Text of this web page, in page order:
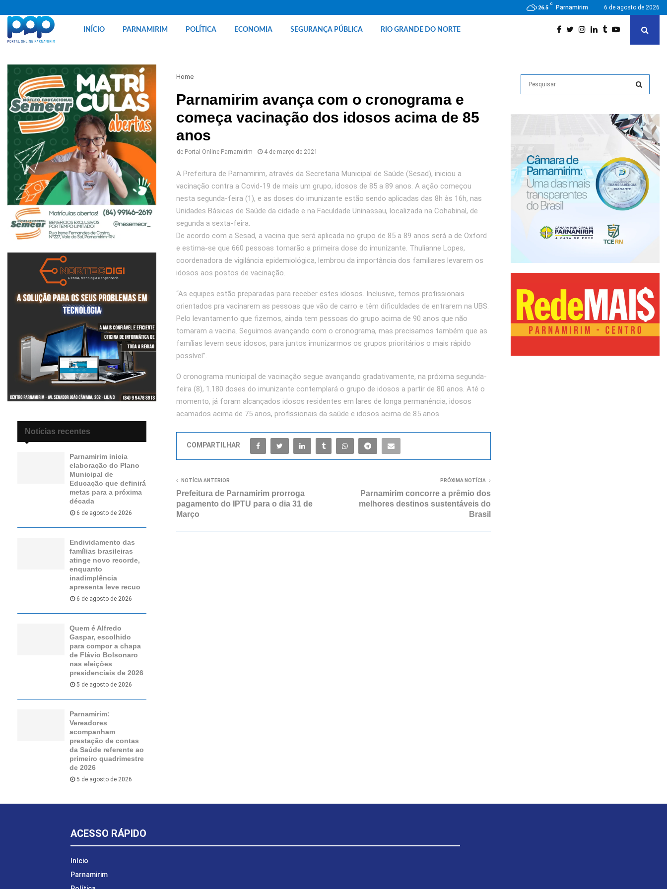
26.5
C
Parnamirim 6 de agosto de 2026
INÍCIO PARNAMIRIM POLÍTICA ECONOMIA SEGURANÇA PÚBLICA RIO GRANDE DO NORTE
Home
Parnamirim avança com o cronograma e
começa vacinação dos idosos acima de 85
anos
de Portal Online Parnamirim 4 de março de 2021
A Prefeitura de Parnamirim, através da Secretaria Municipal de Saúde (Sesad), iniciou a
vacinação contra a Covid-19 de mais um grupo, idosos de 85 a 89 anos. A ação começou
nesta segunda-feira (1), e as doses do imunizante estão sendo aplicadas das 8h às 16h, nas
Unidades Básicas de Saúde da cidade e na Faculdade Uninassau, localizada na Cohabinal, de
segunda a sexta-feira.
De acordo com a Sesad, a vacina que será aplicada no grupo de 85 a 89 anos será a de Oxford
e estima-se que 660 pessoas tomarão a primeira dose do imunizante. Thulianne Lopes,
coordenadora de vigilância epidemiológica, lembrou da importância dos familiares levarem os
idosos aos postos de vacinação.
“As equipes estão preparadas para receber estes idosos. Inclusive, temos profissionais
orientados pra vacinarem as pessoas que vão de carro e têm dificuldades de entrarem na UBS.
Pelo levantamento que fizemos, ainda tem pessoas do grupo acima de 90 anos que não
tomaram a vacina. Seguimos avançando com o cronograma, mas precisamos também que as
famílias levem seus idosos, para juntos imunizarmos os grupos prioritários o mais rápido
possível”.
O cronograma municipal de vacinação segue avançando gradativamente, na próxima segunda-
feira (8), 1.180 doses do imunizante contemplará o grupo de idosos a partir de 80 anos. Até o
momento, já foram alcançados idosos residentes em lares de longa permanência, idosos
acamados acima de 75 anos, profissionais da saúde e idosos acima de 85 anos.
COMPARTILHAR
NOTÍCIA ANTERIOR
Prefeitura de Parnamirim prorroga
pagamento do IPTU para o dia 31 de
Março
PRÓXIMA NOTÍCIA
Parnamirim concorre a prêmio dos
melhores destinos sustentáveis do
Brasil
Notícias recentes
Parnamirim inicia
elaboração do Plano
Municipal de
Educação que definirá
metas para a próxima
década
6 de agosto de 2026
Endividamento das
famílias brasileiras
atinge novo recorde,
enquanto
inadimplência
apresenta leve recuo
6 de agosto de 2026
Quem é Alfredo
Gaspar, escolhido
para compor a chapa
de Flávio Bolsonaro
nas eleições
presidenciais de 2026
5 de agosto de 2026
Parnamirim:
Vereadores
acompanham
prestação de contas
da Saúde referente ao
primeiro quadrimestre
de 2026
5 de agosto de 2026
r
:
E
A
R
C
H
ACESSO RÁPIDO
Início
Parnamirim